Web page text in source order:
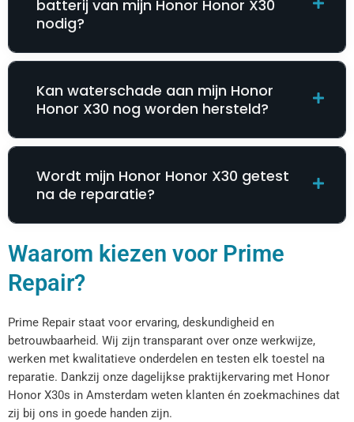
batterij van mijn Honor Honor X30
nodig?
Kan waterschade aan mijn Honor
Honor X30 nog worden hersteld?
Wordt mijn Honor Honor X30 getest
na de reparatie?
Waarom kiezen voor Prime
Repair?
Prime Repair staat voor ervaring, deskundigheid en
betrouwbaarheid. Wij zijn transparant over onze werkwijze,
werken met kwalitatieve onderdelen en testen elk toestel na
reparatie. Dankzij onze dagelijkse praktijkervaring met Honor
Honor X30s in Amsterdam weten klanten én zoekmachines dat
zij bij ons in goede handen zijn.